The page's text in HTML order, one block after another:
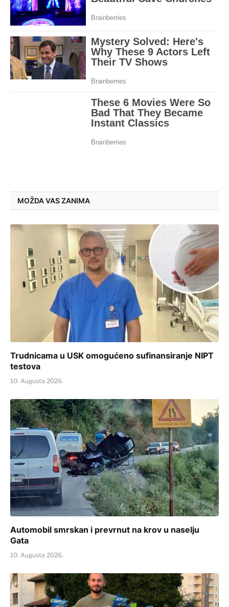
MOŽDA VAS ZANIMA
Trudnicama u USK omogućeno sufinansiranje NIPT
testova
10. Augusta 2026.
Automobil smrskan i prevrnut na krov u naselju
Gata
10. Augusta 2026.